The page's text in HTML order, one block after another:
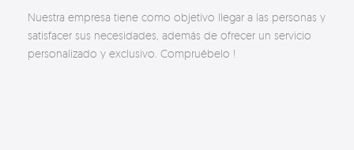
Nuestra empresa tiene como objetivo llegar a las personas y
satisfacer sus necesidades, además de ofrecer un servicio
personalizado y exclusivo. Compruébelo !